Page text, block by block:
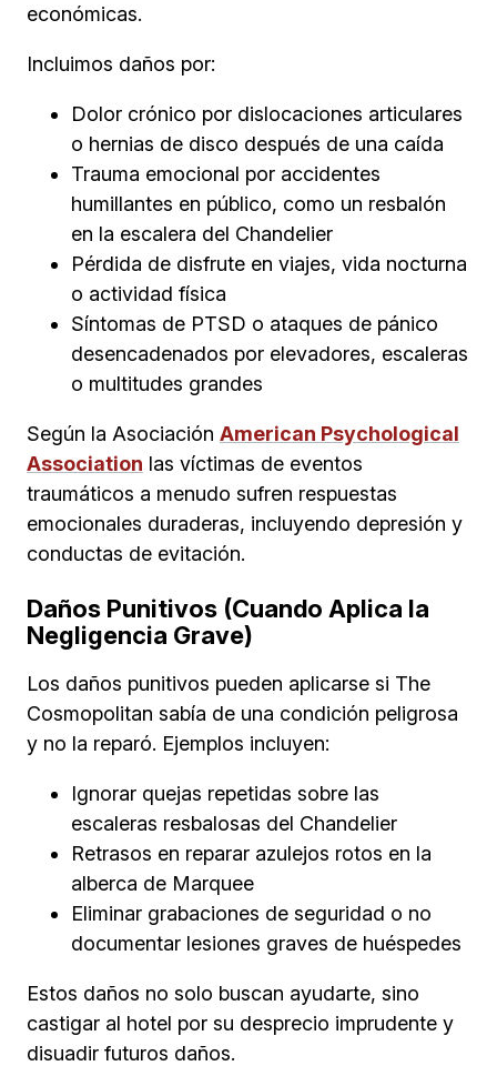
económicas.
Incluimos daños por:
Dolor crónico por dislocaciones articulares
o hernias de disco después de una caída
Trauma emocional por accidentes
humillantes en público, como un resbalón
en la escalera del Chandelier
Pérdida de disfrute en viajes, vida nocturna
o actividad física
Síntomas de PTSD o ataques de pánico
desencadenados por elevadores, escaleras
o multitudes grandes
Según la Asociación American Psychological
Association las víctimas de eventos
traumáticos a menudo sufren respuestas
emocionales duraderas, incluyendo depresión y
conductas de evitación.
Daños Punitivos (Cuando Aplica la
Negligencia Grave)
Los daños punitivos pueden aplicarse si The
Cosmopolitan sabía de una condición peligrosa
y no la reparó. Ejemplos incluyen:
Ignorar quejas repetidas sobre las
escaleras resbalosas del Chandelier
Retrasos en reparar azulejos rotos en la
alberca de Marquee
Eliminar grabaciones de seguridad o no
documentar lesiones graves de huéspedes
Estos daños no solo buscan ayudarte, sino
castigar al hotel por su desprecio imprudente y
disuadir futuros daños.